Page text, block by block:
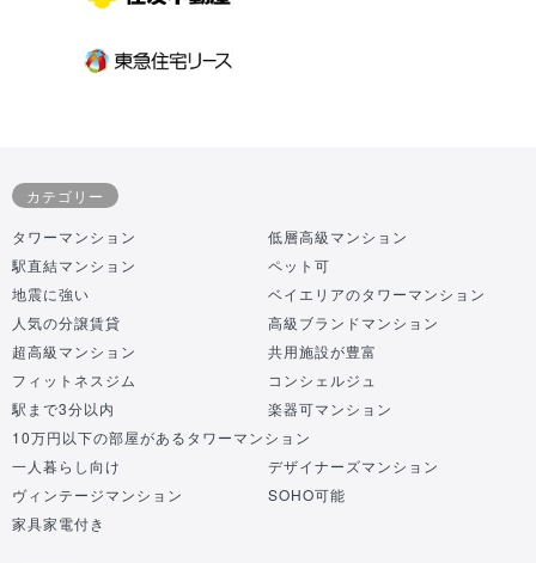
カテゴリー
タワーマンション
低層高級マンション
駅直結マンション
ペット可
地震に強い
ベイエリアのタワーマンション
人気の分譲賃貸
高級ブランドマンション
超高級マンション
共用施設が豊富
フィットネスジム
コンシェルジュ
駅まで3分以内
楽器可マンション
10万円以下の部屋があるタワーマンション
一人暮らし向け
デザイナーズマンション
ヴィンテージマンション
SOHO可能
家具家電付き